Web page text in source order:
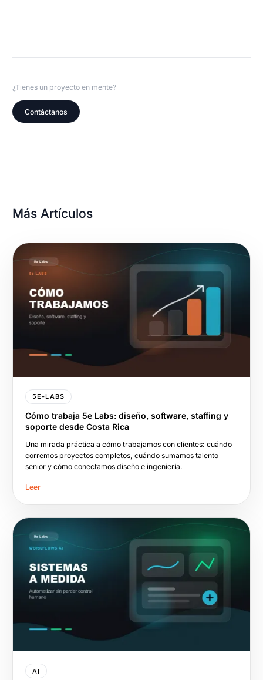
¿Tienes un proyecto en mente?
Contáctanos
Más Artículos
5E-LABS
Cómo trabaja 5e Labs: diseño, software, staffing y
soporte desde Costa Rica
Una mirada práctica a cómo trabajamos con clientes: cuándo
corremos proyectos completos, cuándo sumamos talento
senior y cómo conectamos diseño e ingeniería.
Leer
AI